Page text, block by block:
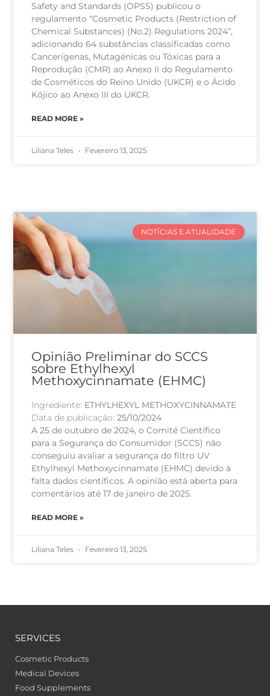
Safety and Standards (OPSS) publicou o
regulamento “Cosmetic Products (Restriction of
Chemical Substances) (No.2) Regulations 2024”,
adicionando 64 substâncias classificadas como
Cancerígenas, Mutagénicas ou Tóxicas para a
Reprodução (CMR) ao Anexo II do Regulamento
de Cosméticos do Reino Unido (UKCR) e o Ácido
Kójico ao Anexo III do UKCR.
READ MORE »
Liliana Teles Fevereiro 13, 2025
NOTÍCIAS E ATUALIDADE
Opinião Preliminar do SCCS
sobre Ethylhexyl
Methoxycinnamate (EHMC)
Ingrediente: ETHYLHEXYL METHOXYCINNAMATE
Data de publicação:25/10/2024
A 25 de outubro de 2024, o Comité Científico
para a Segurança do Consumidor (SCCS) não
conseguiu avaliar a segurança do filtro UV
Ethylhexyl Methoxycinnamate (EHMC) devido à
falta dados científicos. A opinião está aberta para
comentários até 17 de janeiro de 2025.
READ MORE »
Liliana Teles Fevereiro 13, 2025
SERVICES
Cosmetic Products
Medical Devices
Food Supplements